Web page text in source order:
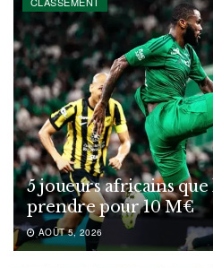
5 joueurs africains
prendre pour 10 M€
AOÛT 5, 2026